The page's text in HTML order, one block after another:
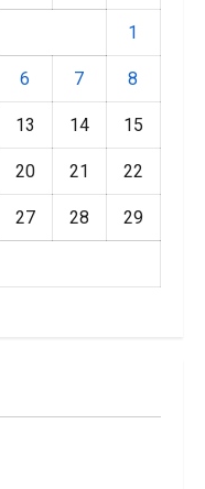
1
6 7 8
13 14 15
20 21 22
27 28 29